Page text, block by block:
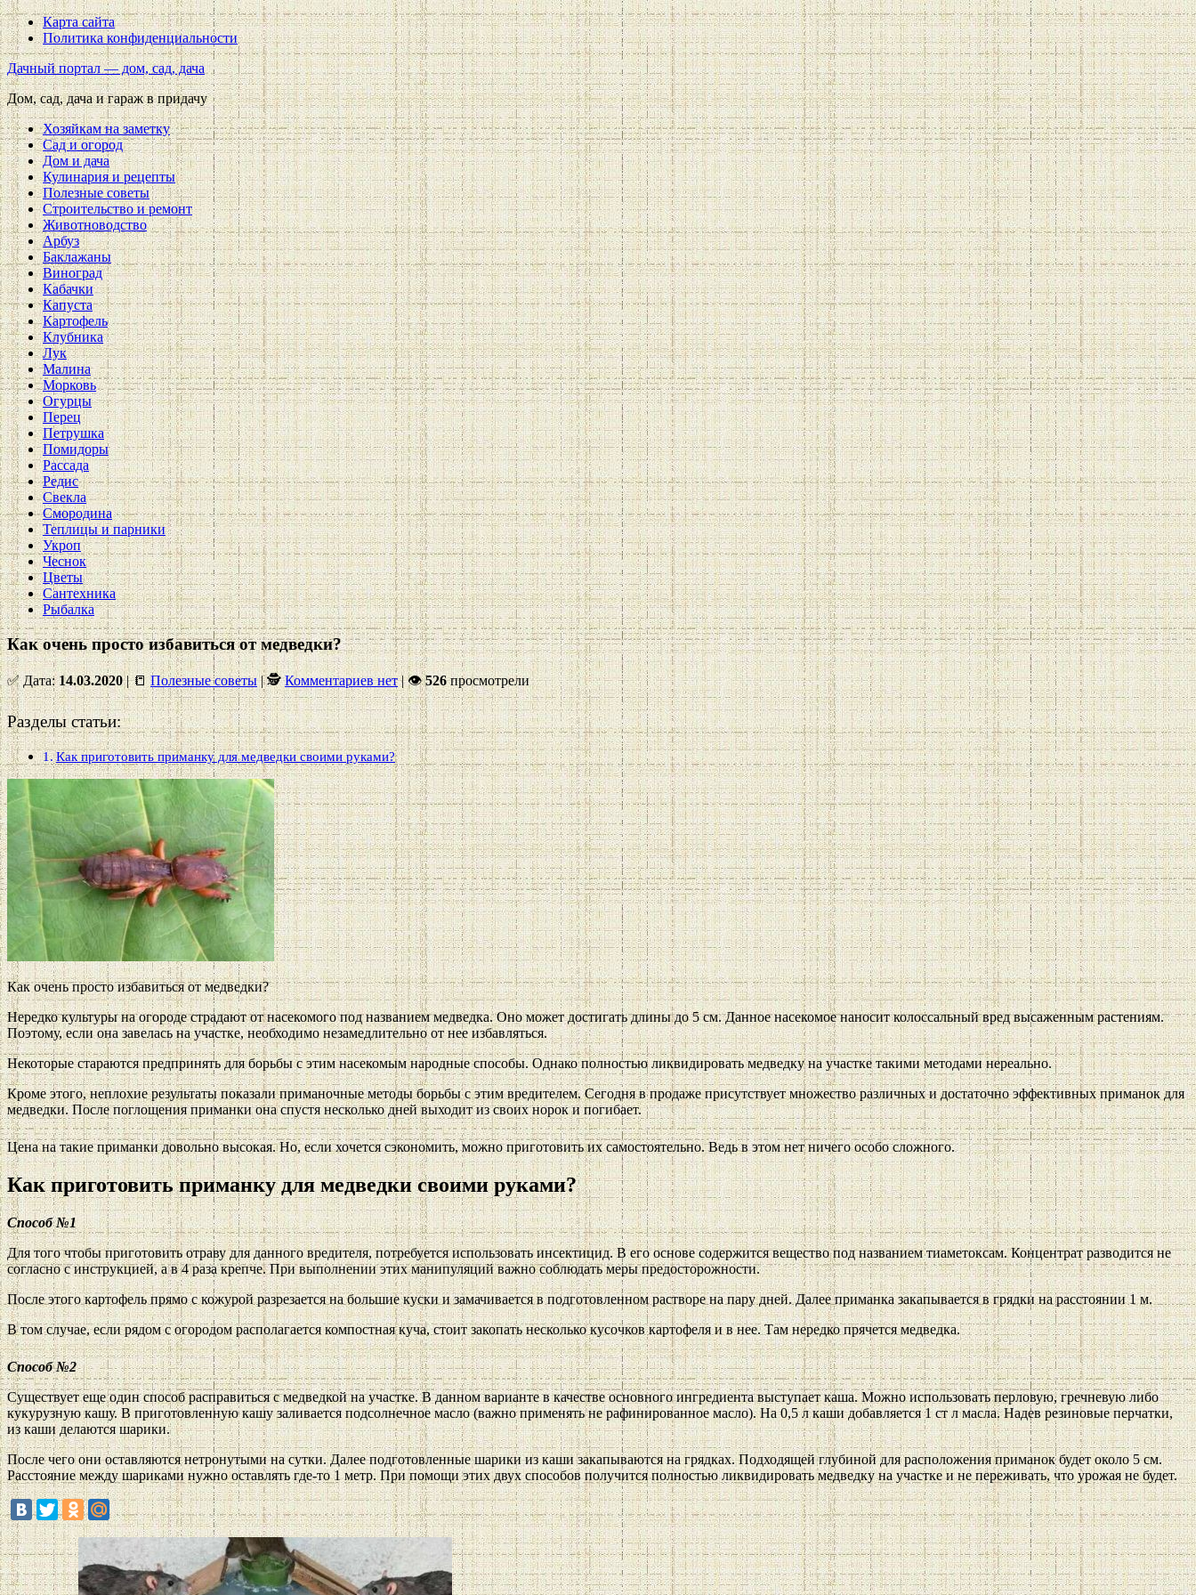
Карта сайта
Политика конфиденциальности
Дачный портал — дом, сад, дача
Дом, сад, дача и гараж в придачу
Хозяйкам на заметку
Сад и огород
Дом и дача
Кулинария и рецепты
Полезные советы
Строительство и ремонт
Животноводство
Арбуз
Баклажаны
Виноград
Кабачки
Капуста
Картофель
Клубника
Лук
Малина
Морковь
Огурцы
Перец
Петрушка
Помидоры
Рассада
Редис
Свекла
Смородина
Теплицы и парники
Укроп
Чеснок
Цветы
Сантехника
Рыбалка
Как очень просто избавиться от медведки?
✅ Дата:14.03.2020| 📒Полезные советы| 🕵Комментариев нет|👁526просмотрели
Разделы статьи:
Как приготовить приманку для медведки своими руками?
Как очень просто избавиться от медведки?
Нередко культуры на огороде страдают от насекомого под названием медведка. Оно может достигать длины до 5 см. Данное насекомое наносит колоссальный вред высаженным растениям.
Поэтому, если она завелась на участке, необходимо незамедлительно от нее избавляться.
Некоторые стараются предпринять для борьбы с этим насекомым народные способы. Однако полностью ликвидировать медведку на участке такими методами нереально.
Кроме этого, неплохие результаты показали приманочные методы борьбы с этим вредителем. Сегодня в продаже присутствует множество различных и достаточно эффективных приманок для
медведки. После поглощения приманки она спустя несколько дней выходит из своих норок и погибает.
Цена на такие приманки довольно высокая. Но, если хочется сэкономить, можно приготовить их самостоятельно. Ведь в этом нет ничего особо сложного.
Как приготовить приманку для медведки своими руками?
Способ №1
Для того чтобы приготовить отраву для данного вредителя, потребуется использовать инсектицид. В его основе содержится вещество под названием тиаметоксам. Концентрат разводится не
согласно с инструкцией, а в 4 раза крепче. При выполнении этих манипуляций важно соблюдать меры предосторожности.
После этого картофель прямо с кожурой разрезается на большие куски и замачивается в подготовленном растворе на пару дней. Далее приманка закапывается в грядки на расстоянии 1 м.
В том случае, если рядом с огородом располагается компостная куча, стоит закопать несколько кусочков картофеля и в нее. Там нередко прячется медведка.
Способ №2
Существует еще один способ расправиться с медведкой на участке. В данном варианте в качестве основного ингредиента выступает каша. Можно использовать перловую, гречневую либо
кукурузную кашу. В приготовленную кашу заливается подсолнечное масло (важно применять не рафинированное масло). На 0,5 л каши добавляется 1 ст л масла. Надев резиновые перчатки,
из каши делаются шарики.
После чего они оставляются нетронутыми на сутки. Далее подготовленные шарики из каши закапываются на грядках. Подходящей глубиной для расположения приманок будет около 5 см.
Расстояние между шариками нужно оставлять где-то 1 метр. При помощи этих двух способов получится полностью ликвидировать медведку на участке и не переживать, что урожая не будет.